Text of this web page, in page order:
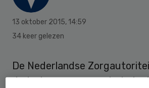
13 oktober 2015, 14:59
34 keer gelezen
De Nederlandse
de tarieven aan voor het